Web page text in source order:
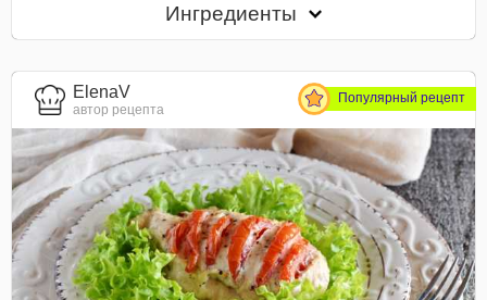
Ингредиенты
ElenaV
автор рецепта
Популярный рецепт